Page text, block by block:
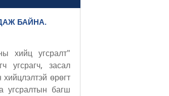
БАЙНА.
хийц угсралт"
угсрагч, засал
өрөгт
угсралтын багш